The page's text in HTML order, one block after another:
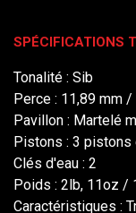
SPÉCIFICATIONS
Tonalité : Sib
Perce : 11,89 mm /
Pavillon : Martelé
Pistons : 3 pistons
Clés d'eau : 2
Poids : 2lb, 11oz /
Caractéristiques :